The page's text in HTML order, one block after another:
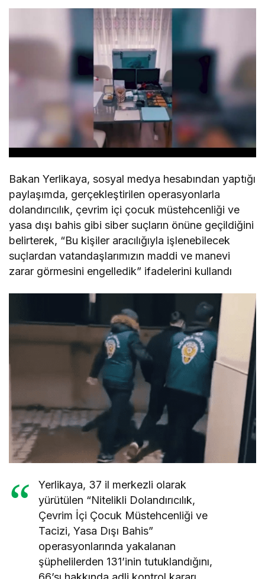
Bakan Yerlikaya, sosyal medya hesabından yaptığı
paylaşımda, gerçekleştirilen operasyonlarla
dolandırıcılık, çevrim içi çocuk müstehcenliği ve
yasa dışı bahis gibi siber suçların önüne geçildiğini
belirterek, “Bu kişiler aracılığıyla işlenebilecek
suçlardan vatandaşlarımızın maddi ve manevi
zarar görmesini engelledik” ifadelerini kullandı
Yerlikaya, 37 il merkezli olarak
yürütülen “Nitelikli Dolandırıcılık,
Çevrim İçi Çocuk Müstehcenliği ve
Tacizi, Yasa Dışı Bahis”
operasyonlarında yakalanan
şüphelilerden 131’inin tutuklandığını,